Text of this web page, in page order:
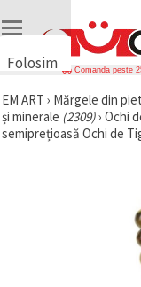
Folosim
uri
🍪 Folosim
cookie-uri
Comanda peste
EM ART › Mărgele din
și minerale (2309)› Ochi
semiprețioasă Ochi de